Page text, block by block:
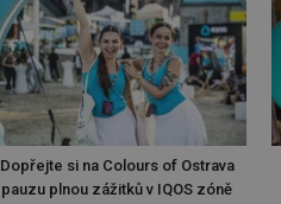
Dopřejte si na Colours of Ostrava
pauzu plnou zážitků v IQOS zóně